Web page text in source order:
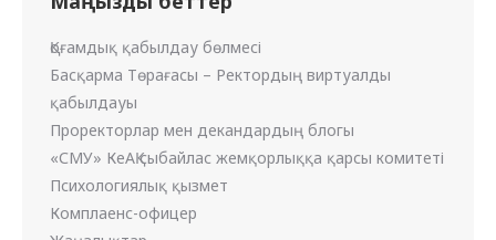
Қоғамдық қабылдау бөлмесі
Басқарма Төрағасы – Ректордың виртуалды
қабылдауы
Проректорлар мен декандардың блогы
«СМУ» КеАҚ сыбайлас жемқорлыққа қарсы комитеті
Психологиялық қызмет
Комплаенс-офицер